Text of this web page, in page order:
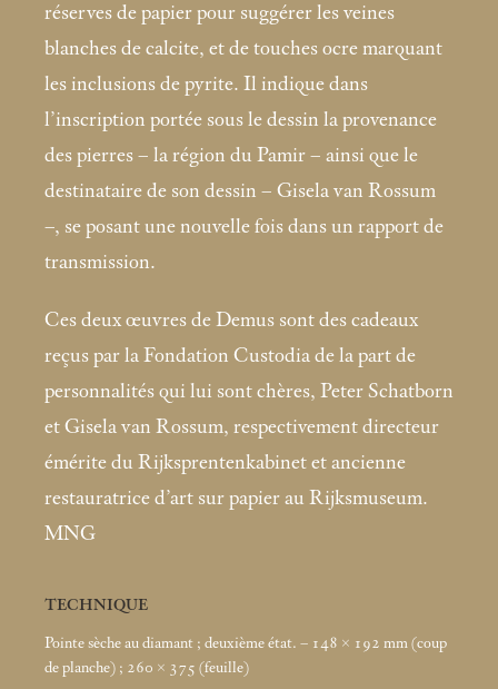
réserves de papier pour suggérer les veines
blanches de calcite, et de touches ocre marquant
les inclusions de pyrite. Il indique dans
l’inscription portée sous le dessin la provenance
des pierres – la région du Pamir – ainsi que le
destinataire de son dessin – Gisela van Rossum
–, se posant une nouvelle fois dans un rapport de
transmission.
Ces deux œuvres de Demus sont des cadeaux
reçus par la Fondation Custodia de la part de
personnalités qui lui sont chères, Peter Schatborn
et Gisela van Rossum, respectivement directeur
émérite du Rijksprentenkabinet et ancienne
restauratrice d’art sur papier au Rijksmuseum.
MNG
TECHNIQUE
Pointe sèche au diamant ; deuxième état. – 148 × 192 mm (coup
de planche) ; 260 × 375 (feuille)